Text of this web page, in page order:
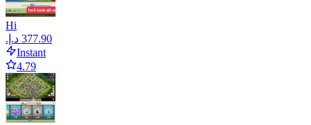
Hi
Instant
4.79